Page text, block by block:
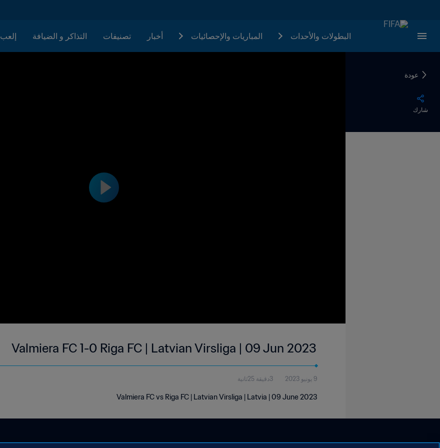
البطولات والأحدات المباريات والإحصائيات أخبار تصنيفات التذاكر و الضيافة إلعب
عودة
شارك
Valmiera FC 1-0 Riga FC | Latvian Virsliga | 09 Jun 2023
9 يونيو 2023 3دقيقة 25ثانية
Valmiera FC vs Riga FC | Latvian Virsliga | Latvia | 09 June 2023